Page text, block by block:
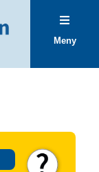
Meny